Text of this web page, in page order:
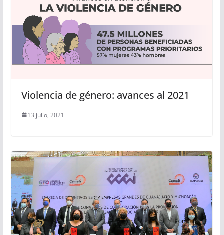
Violencia de género: avances al 2021
13 julio, 2021